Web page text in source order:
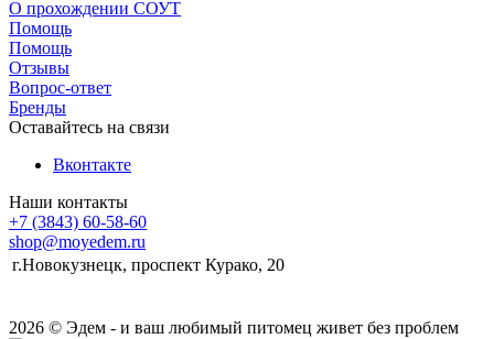
О прохождении СОУТ
Помощь
Помощь
Отзывы
Вопрос-ответ
Бренды
Оставайтесь на связи
Вконтакте
Наши контакты
+7 (3843) 60-58-60
shop@moyedem.ru
г.Новокузнецк, проспект Курако, 20
2026 © Эдем - и ваш любимый питомец живет без проблем